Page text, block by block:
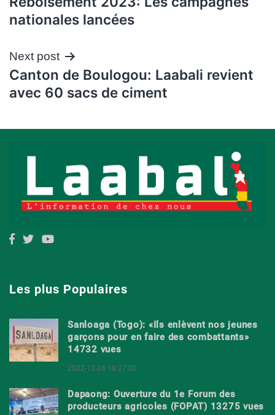
de
nationales lancées
Next post
Canton de Boulogou: Laabali revient
avec 60 sacs de ciment
Les plus Populaires
Sanloaga (Togo): «Ils enlèvent nos jeunes
garçons pour en faire des combattants»
14732 vues
2022-12-24 18:27:30
Dapaong: Ouverture du 1e Forum des
producteurs agricoles (FOPAT) 13275 vues